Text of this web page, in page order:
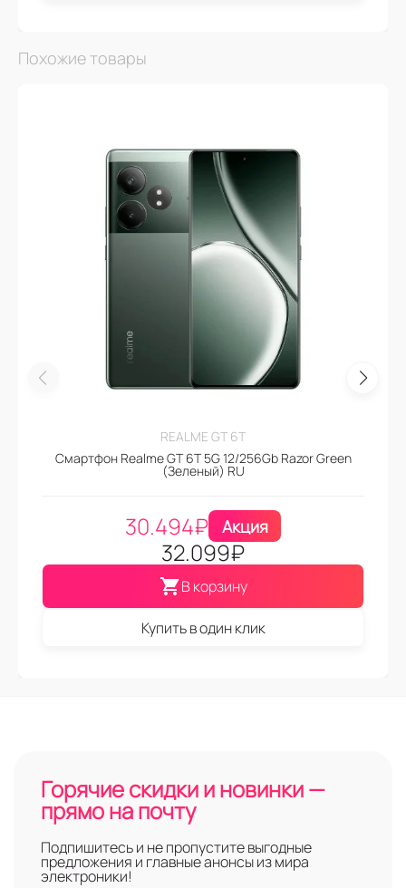
Похожие товары
REALME GT 6T
Смартфон Realme GT 6T 5G 12/256Gb Razor Green
(Зеленый) RU
30.494₽ Акция
32.099₽
В корзину
Купить в один клик
Горячие скидки и новинки —
прямо на почту
Подпишитесь и не пропустите выгодные
предложения и главные анонсы из мира
электроники!